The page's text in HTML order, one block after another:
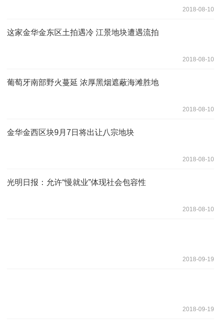
2018-08-10
这家金华金东区土拍遇冷 江景地块遭遇流拍
2018-08-10
葡萄牙南部野火蔓延 浓厚黑烟遮蔽海滩胜地
2018-08-10
金华金西区块9月7日将出让八宗地块
2018-08-10
光明日报：允许“慢就业”体现社会包容性
2018-08-10
2018-09-19
2018-09-19